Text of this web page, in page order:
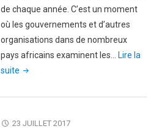
de chaque année. C’est un moment
où les gouvernements et d’autres
organisations dans de nombreux
pays africains examinent les…
Lire la
suite "Journée
l’industrialisation
23 JUILLET 2017